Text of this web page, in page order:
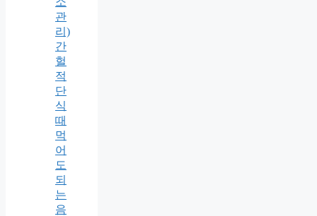
관
리)
간
헐
적
단
식
때
먹
어
도
되
는
음